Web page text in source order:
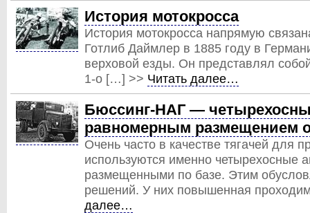
История мотокросса
История мотокросса напрямую
Готлиб Даймлер в 1885 году в
верховой езды. Он представлял
1-о […] >> Читать далее…
Бюссинг-НАГ —
равномерным размещением
Очень часто в качестве тягачей для
используются именно четырехосные
размещенными по базе. Этим
решений. У них повышенная
далее…